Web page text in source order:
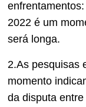
2022 é um
será longa.
2.As pesquisas
momento
da disputa